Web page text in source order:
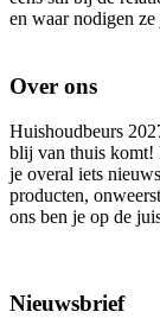
en waar nodigen
Over ons
Huishoudbeurs
blij van thuis komt!
je overal iets
producten,
ons ben je op de
Nieuwsbrief